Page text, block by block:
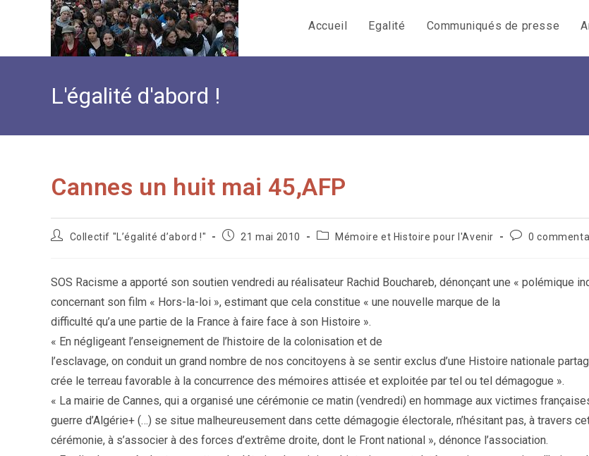
Accueil Egalité Communiqués de presse
L'égalité d'abord !
Cannes un huit mai 45,AFP
Auteur/autrice
Collectif "L’égalité d’abord !"
Publication
21 mai 2010
PostMémoire et Histoire pour l'Avenir
Commentaires
0
SOS Racisme a apporté son soutien vendredi au réalisateur Rachid Bouchareb, dénonçant une « polémique
concernant son film « Hors-la-loi », estimant que cela constitue « une nouvelle marque de la
difficulté qu’a une partie de la France à faire face à son Histoire ».
« En négligeant l’enseignement de l’histoire de la colonisation et de
l’esclavage, on conduit un grand nombre de nos concitoyens à se sentir exclus d’une Histoire nationale
crée le terreau favorable à la concurrence des mémoires attisée et exploitée par tel ou tel démagogue ».
« La mairie de Cannes, qui a organisé une cérémonie ce matin (vendredi) en hommage aux victimes
guerre d’Algérie+ (…) se situe malheureusement dans cette démagogie électorale, n’hésitant pas, à travers
cérémonie, à s’associer à des forces d’extrême droite, dont le Front national », dénonce l’association.